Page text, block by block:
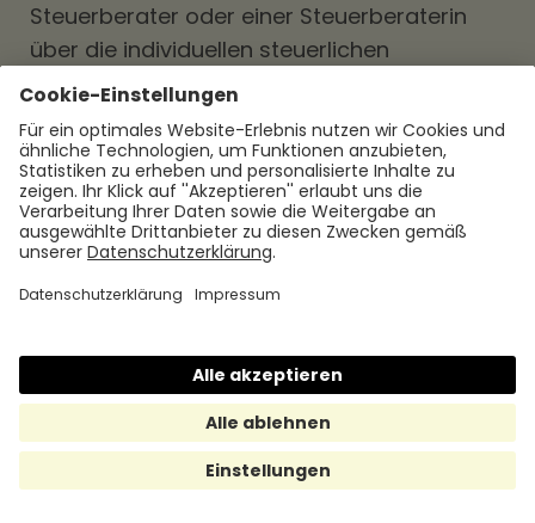
Steuerberater oder einer Steuerberaterin
über die individuellen steuerlichen
Auswirkungen des Weihnachtsgeldes zu
beraten.
Abschließend lässt sich sagen, dass das
Weihnachtsgeld eine wertvolle
Zusatzleistungfür Arbeitnehmende ist und
eine besondere Bedeutung in der
Weihnachtszeit hat. Es ist ein Zeichen der
kann die Freude und das Wohlbefinden der
Mitarbeitende steigern.